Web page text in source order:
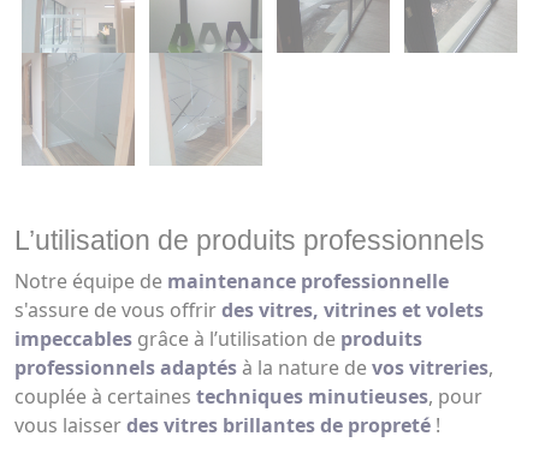
L’utilisation de produits professionnels
Notre équipe de maintenance professionnelle
s'assure de vous offrirdes vitres, vitrines et volets
impeccables grâce à l’utilisation de produits
professionnels adaptésà la nature devos vitreries,
couplée à certaines techniques minutieuses, pour
vous laisserdes vitres brillantes de propreté !